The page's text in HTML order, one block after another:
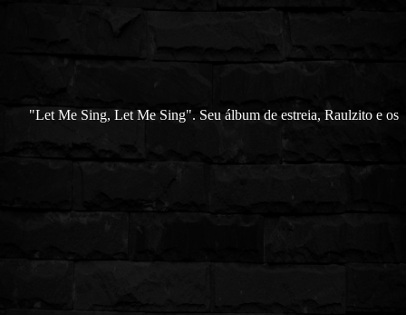
"Let Me Sing, Let Me Sing". Seu álbum de estreia, Raulzito e os